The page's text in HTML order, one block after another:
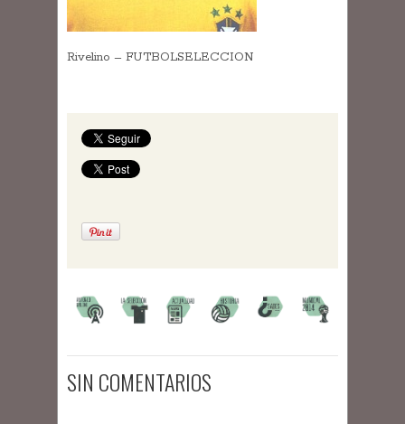
Rivelino – FUTBOLSELECCION
SIN COMENTARIOS